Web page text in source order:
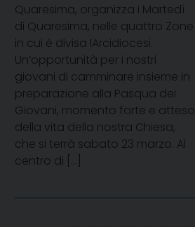
Quaresima, organizza i Martedì
di Quaresima, nelle quattro Zone
in cui è divisa lArcidiocesi.
Un’opportunità per i nostri
giovani di camminare insieme in
preparazione alla Pasqua dei
Giovani, momento forte e atteso
della vita della nostra Chiesa,
che si terrà sabato 23 marzo. Al
centro di […]